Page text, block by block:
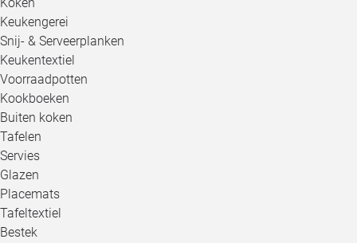
Keukengerei
Snij- & Serveerplanken
Keukentextiel
Voorraadpotten
Kookboeken
Buiten koken
Tafelen
Servies
Glazen
Placemats
Tafeltextiel
Bestek